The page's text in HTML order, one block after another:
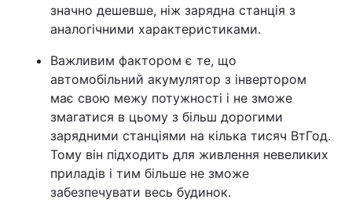
значно дешевше, ніж зарядна станція з
аналогічними характеристиками.
Важливим фактором є те, що
автомобільний акумулятор з інвертором
має свою межу потужності і не зможе
змагатися в цьому з більш дорогими
зарядними станціями на кілька тисяч ВтГод.
Тому він підходить для живлення невеликих
приладів і тим більше не зможе
забезпечувати весь будинок.